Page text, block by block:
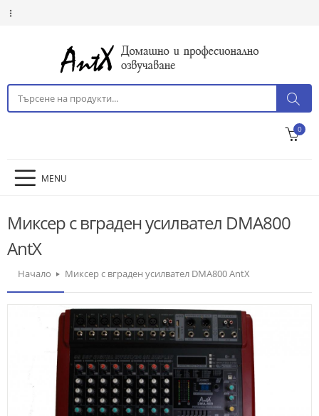
0
MENU
Миксер с вграден усилвател DMA800
AntX
Начало Миксер с вграден усилвател DMA800 AntX